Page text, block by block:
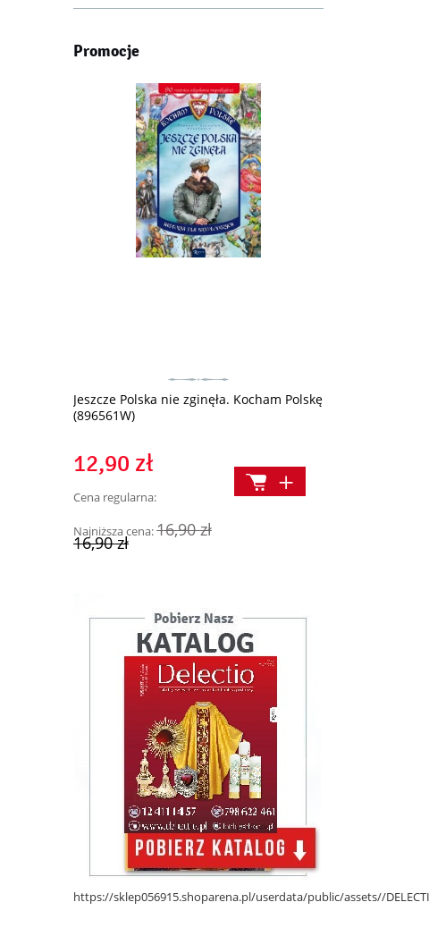
Promocje
Jeszcze Polska nie zginęła. Kocham Polskę
(896561W)
12,90 zł
Cena regularna:
16,90 zł
Najniższa cena:16,90 zł
https://sklep056915.shoparena.pl/userdata/public/assets//